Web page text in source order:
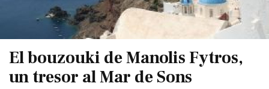
El bouzouki de Manolis Fytros,
un tresor al Mar de Sons